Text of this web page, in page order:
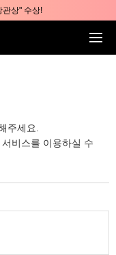
상" 수상!
정상진료
주세요.
비스를 이용하실 수